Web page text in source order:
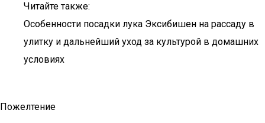
Читайте также:
Особенности посадки лука Эксибишен на рассаду в
улитку и дальнейший уход за культурой в домашних
условиях
Пожелтение